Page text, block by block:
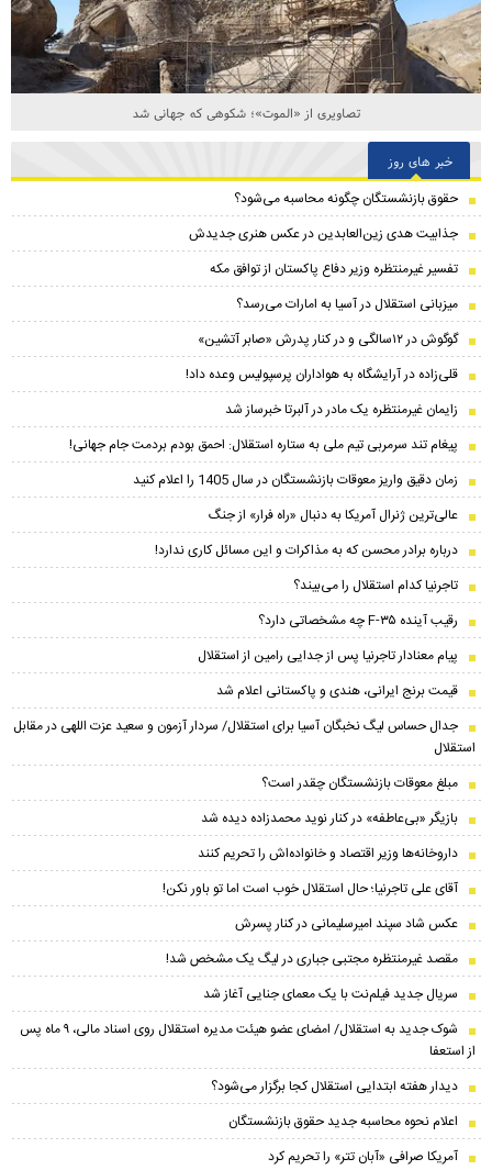
لیندا کیانی و فرزاد حسنی در اکران فیلم «ماه پنهان»
خبر های روز
حقوق بازنشستگان چگونه محاسبه می‌شود؟
جذابیت هدی زین‌العابدین در عکس هنری جدیدش
تفسیر غیرمنتظره وزیر دفاع پاکستان از توافق مکه
میزبانی استقلال در آسیا به امارات می‌رسد؟
گوگوش در ۱۲سالگی و در کنار پدرش «صابر آتشین»
قلی‌زاده در آرایشگاه به هواداران پرسپولیس وعده داد!
زایمان غیرمنتظره یک مادر در آلبرتا خبرساز شد
پیغام تند سرمربی تیم ملی به ستاره استقلال: احمق بودم بردمت جام جهانی!
زمان دقیق واریز معوقات بازنشستگان در سال 1405 را اعلام کنید
عالی‌ترین ژنرال آمریکا به دنبال «راه فرار» از جنگ
درباره برادر محسن که به مذاکرات و این مسائل کاری ندارد!
تاجرنیا کدام استقلال را می‌بیند؟
رقیب آینده F-۳۵ چه مشخصاتی دارد؟
پیام معنادار تاجرنیا پس از جدایی رامین از استقلال
قیمت برنج ایرانی، هندی و پاکستانی اعلام شد
جدال حساس لیگ نخبگان آسیا برای استقلال/ سردار آزمون و سعید عزت اللهی در مقابل
استقلال
مبلغ معوقات بازنشستگان چقدر است؟
بازیگر «بی‌عاطفه» در کنار نوید محمدزاده دیده شد
داروخانه‌ها وزیر اقتصاد و خانواده‌اش را تحریم کنند
آقای علی تاجرنیا؛ حال استقلال خوب است اما تو باور نکن!
عکس شاد سپند امیرسلیمانی در کنار پسرش
مقصد غیرمنتظره مجتبی جباری در لیگ یک مشخص شد!
سریال جدید فیلم‌نت با یک معمای جنایی آغاز شد
شوک جدید به استقلال/ امضای عضو هیئت مدیره استقلال روی اسناد مالی، ۹ ماه پس
از استعفا
دیدار هفته ابتدایی استقلال کجا برگزار می‌شود؟
اعلام نحوه محاسبه جدید حقوق بازنشستگان
آمریکا صرافی «آبان تتر» را تحریم کرد